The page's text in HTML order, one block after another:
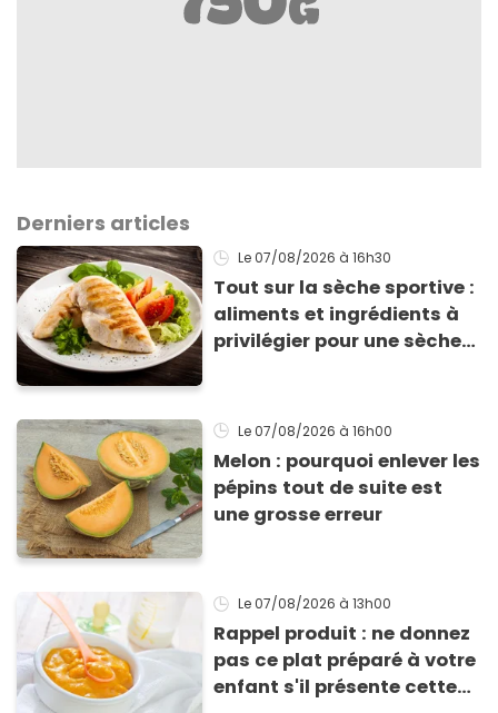
Derniers articles
Le 07/08/2026 à 16h30
Tout sur la sèche sportive :
aliments et ingrédients à
privilégier pour une sèche
Le 07/08/2026 à 16h00
Melon : pourquoi enlever les
pépins tout de suite est
une grosse erreur
Le 07/08/2026 à 13h00
Rappel produit : ne donnez
pas ce plat préparé à votre
enfant s'il présente cette